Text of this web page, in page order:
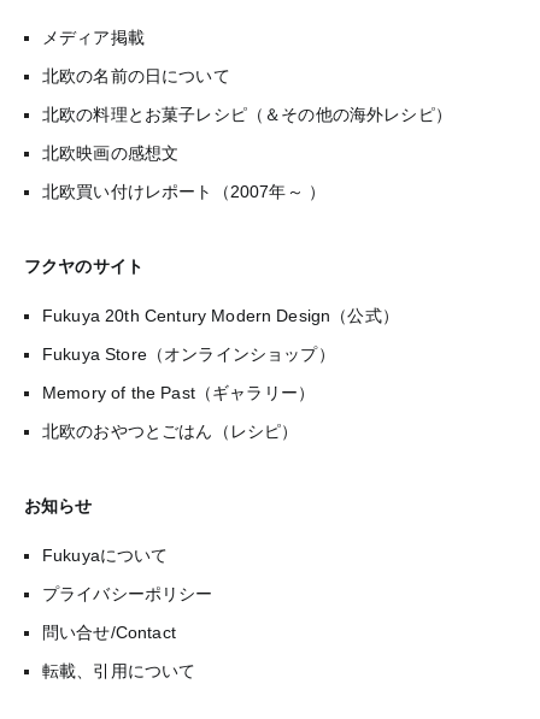
メディア掲載
北欧の名前の日について
北欧の料理とお菓子レシピ（＆その他の海外レシピ）
北欧映画の感想文
北欧買い付けレポート（2007年～ ）
フクヤのサイト
Fukuya 20th Century Modern Design（公式）
Fukuya Store（オンラインショップ）
Memory of the Past（ギャラリー）
北欧のおやつとごはん（レシピ）
お知らせ
Fukuyaについて
プライバシーポリシー
問い合せ/Contact
転載、引用について